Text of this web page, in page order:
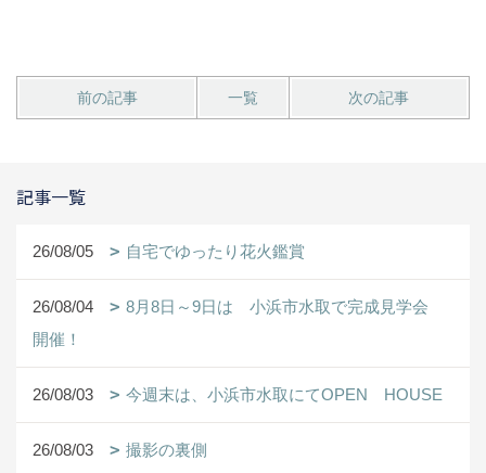
前の記事 一覧 次の記事
記事一覧
26/08/05 自宅でゆったり花火鑑賞
26/08/04
8月8日～9日は 小浜市水取で完成見学会
開催！
26/08/03 今週末は、小浜市水取にてOPEN HOUSE
26/08/03 撮影の裏側